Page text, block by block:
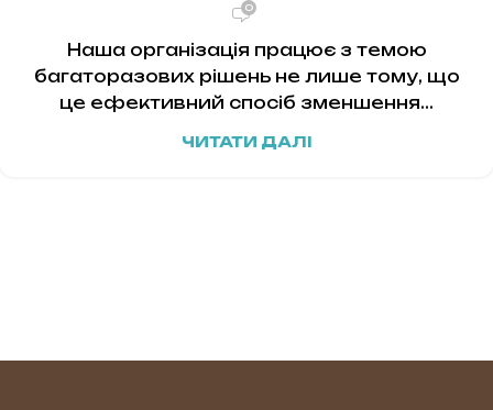
0
Наша організація працює з темою
багаторазових рішень не лише тому, що
це ефективний спосіб зменшення...
ЧИТАТИ ДАЛІ